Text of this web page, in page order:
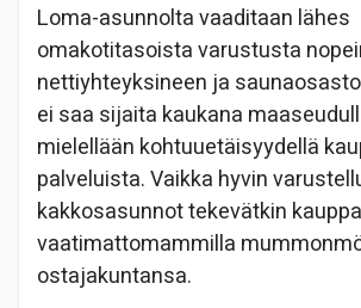
Loma-asunnolta vaaditaan lähes
omakotitasoista varustusta
nettiyhteyksineen ja
ei saa sijaita kaukana
mielellään kohtuuetäisyydellä
palveluista. Vaikka hyvin
kakkosasunnot tekevätkin
vaatimattomammilla
ostajakuntansa.